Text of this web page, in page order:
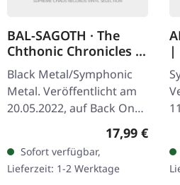
BAL-SAGOTH · The
Chthonic Chronicles |
CLEAR/GREEN 2LP
Black Metal/Symphonic
Metal. Veröffentlicht am
20.05.2022, auf Back On
Black. Clear Doppel-Vinyl
mit grünen Splattern im
Gatefold-Cover. Bal-
Sagoth…
Regulärer
17,99 €
Sofort verfügbar,
Lieferzeit: 1-2 Werktage
|